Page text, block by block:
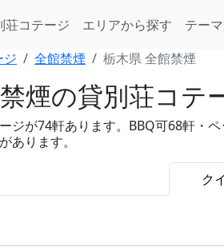
荘コテージ エリアから探す テー
ジ 全館禁煙 栃木県 全館禁煙
煙の貸別荘コテ
ジが74軒あります。BBQ可68軒・
あります。
ク